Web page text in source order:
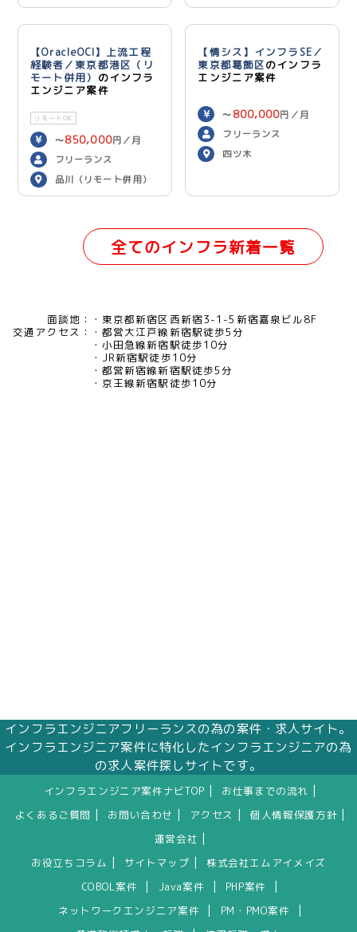
【OracleOCI】上流工程
経験者／東京都港区（リ
モート併用） のインフラ
エンジニア案件
リモートOK
〜850,000円／月
フリーランス
品川（リモート併用）
【情シス】インフラSE／
東京都葛飾区のインフラ
エンジニア案件
〜 800,000円／月
フリーランス
四ツ木
全てのインフラ新着一覧
面談地：
東京都新宿区西新宿3-1-5新宿嘉泉ビル8F
交通アクセス：
都営大江戸線新宿駅徒歩5分
小田急線新宿駅徒歩10分
JR新宿駅徒歩10分
都営新宿線新宿駅徒歩5分
京王線新宿駅徒歩10分
インフラエンジニアフリーランスの為の案件・求人サイト。
インフラエンジニア案件に特化したインフラエンジニアの為
の求人案件探しサイトです。
インフラエンジニア案件ナビTOP お仕事までの流れ
よくあるご質問 お問い合わせ アクセス 個人情報保護方針
運営会社
お役立ちコラム サイトマップ
株式会社エムアイメイズ
COBOL案件
Java案件 PHP案件
ネットワークエンジニア案件 PM・PMO案件